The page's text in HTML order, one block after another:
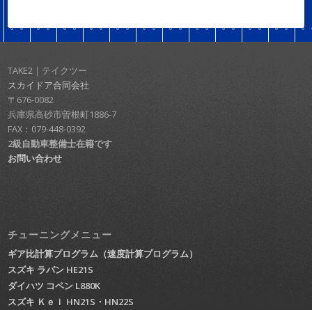
TAKE2｜テイクツー
スカイドア合同会社
〒676-0082
兵庫県高砂市曽根町1886-7
FAX：079-448-0392
2級自動車整備士在籍です
お問い合わせ
チューニングメニュー
ギア比計算プログラム（速度計算プログラム）
スズキ ラパン HE21S
ダイハツ コペン L880K
スズキ Ｋｅｉ HN21S・HN22S